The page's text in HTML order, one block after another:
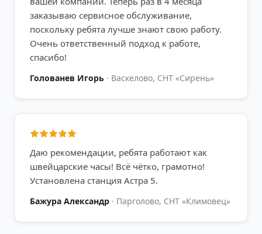
заказываю сервисное обслуживание,
поскольку ребята лучше знают свою работу.
Очень ответственный подход к работе,
спасибо!
Голованев Игорь · Васкелово, СНТ «Сирень»
Даю рекомендации, ребята работают как
швейцарские часы! Всё чётко, грамотно!
Установлена станция Астра 5.
Бажура Александр · Парголово, СНТ «Климовец»